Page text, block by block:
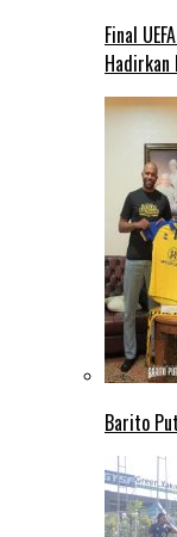
Final
Hadirkan
Barito